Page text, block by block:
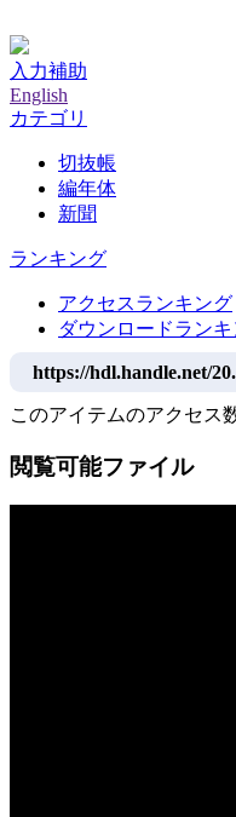
入力補助
English
カテゴリ
切抜帳
編年体
新聞
ランキング
アクセスランキング
ダウンロードラン
https://hdl.handle.net/
このアイテムのアクセス
閲覧可能ファイル